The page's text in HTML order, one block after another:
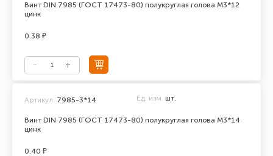
Винт DIN 7985 (ГОСТ 17473-80) полукруглая голова М3*12
цинк
0.38 ₽
Винт DIN 7985 (ГОСТ 17473-80) полукруглая голова М3*14
цинк
Артикул: 7985-3*14 Ед. изм. шт.
0.40 ₽